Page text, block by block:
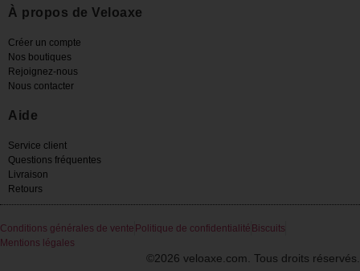
À propos de Veloaxe
Créer un compte
Nos boutiques
Rejoignez-nous
Nous contacter
Aide
Service client
Questions fréquentes
Livraison
Retours
Conditions générales de vente Politique de confidentialité Biscuits
Mentions légales
©2026 veloaxe.com. Tous droits réservés.